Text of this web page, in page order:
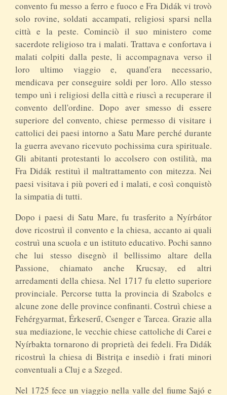
convento fu messo a ferro e fuoco e Fra Didák vi trovò
solo rovine, soldati accampati, religiosi sparsi nella
città e la peste. Cominciò il suo ministero come
sacerdote religioso tra i malati. Trattava e confortava i
malati colpiti dalla peste, li accompagnava verso il
loro ultimo viaggio e, quand'era necessario,
mendicava per conseguire soldi per loro. Allo stesso
tempo unì i religiosi della città e riuscì a recuperare il
convento dell'ordine. Dopo aver smesso di essere
superiore del convento, chiese permesso di visitare i
cattolici dei paesi intorno a Satu Mare perché durante
la guerra avevano ricevuto pochissima cura spirituale.
Gli abitanti protestanti lo accolsero con ostilità, ma
Fra Didák restituì il maltrattamento con mitezza. Nei
paesi visitava i più poveri ed i malati, e così conquistò
la simpatia di tutti.
Dopo i paesi di Satu Mare, fu trasferito a Nyírbátor
dove ricostruì il convento e la chiesa, accanto ai quali
costruì una scuola e un istituto educativo. Pochi sanno
che lui stesso disegnò il bellissimo altare della
Passione, chiamato anche Krucsay, ed altri
arredamenti della chiesa. Nel 1717 fu eletto superiore
provinciale. Percorse tutta la provincia di Szabolcs e
alcune zone delle province confinanti. Costruì chiese a
Fehérgyarmat, Érkeserű, Csenger e Tarcea. Grazie alla
sua mediazione, le vecchie chiese cattoliche di Carei e
Nyírbakta tornarono di proprietà dei fedeli. Fra Didák
ricostruì la chiesa di Bistrița e insediò i frati minori
conventuali a Cluj e a Szeged.
Nel 1725 fece un viaggio nella valle del fiume Sajó e